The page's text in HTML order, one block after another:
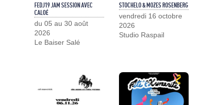
FEDJ19 JAM SESSION AVEC
CALOÉ
du 05 au 30 août
2026
Le Baiser Salé
STOCHELO & MOZES ROSENBERG
vendredi 16 octobre
2026
Studio Raspail